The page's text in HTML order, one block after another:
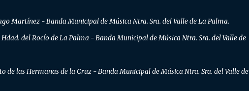
Martínez - Banda Municipal de Música Ntra. Sra. del Valle de La Palma.
del Rocío de La Palma - Banda Municipal de Música Ntra. Sra. del Valle de
de las Hermanas de la Cruz - Banda Municipal de Música Ntra. Sra. del Valle de